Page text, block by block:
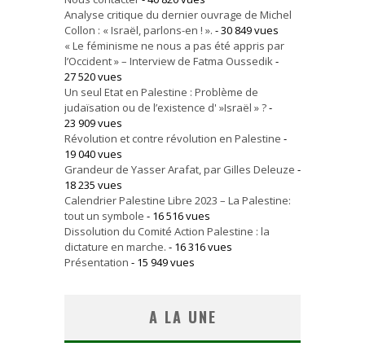
Analyse critique du dernier ouvrage de Michel
Collon : « Israël, parlons-en ! ». - 30 849 vues
« Le féminisme ne nous a pas été appris par
l’Occident » – Interview de Fatma Oussedik-
27 520 vues
Un seul Etat en Palestine : Problème de
judaïsation ou de l’existence d' »Israël » ?-
23 909 vues
Révolution et contre révolution en Palestine -
19 040 vues
Grandeur de Yasser Arafat, par Gilles Deleuze -
18 235 vues
Calendrier Palestine Libre 2023 – La Palestine:
tout un symbole - 16 516 vues
Dissolution du Comité Action Palestine : la
dictature en marche. - 16 316 vues
Présentation - 15 949 vues
A LA UNE